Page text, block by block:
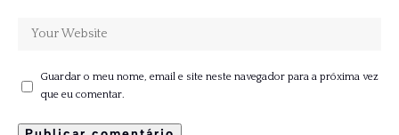
Guardar o meu nome, email e site neste navegador para a próxima vez
que eu comentar.